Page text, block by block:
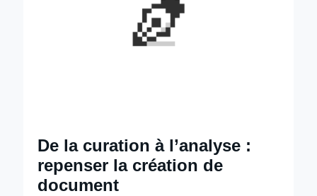
De la curation à l’analyse :
repenser la création de
document